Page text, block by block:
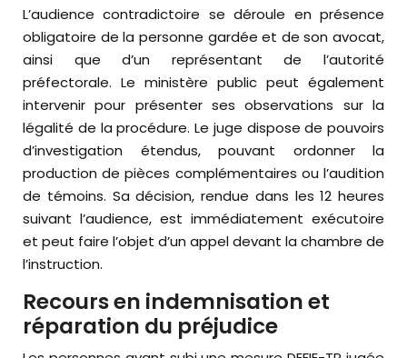
L’audience contradictoire se déroule en présence
obligatoire de la personne gardée et de son avocat,
ainsi que d’un représentant de l’autorité
préfectorale. Le ministère public peut également
intervenir pour présenter ses observations sur la
légalité de la procédure. Le juge dispose de pouvoirs
d’investigation étendus, pouvant ordonner la
production de pièces complémentaires ou l’audition
de témoins. Sa décision, rendue dans les 12 heures
suivant l’audience, est immédiatement exécutoire
et peut faire l’objet d’un appel devant la chambre de
l’instruction.
Recours en indemnisation et
réparation du préjudice